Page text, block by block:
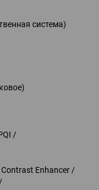
система)
/
Enhancer /